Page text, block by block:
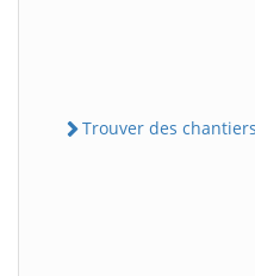
Trouver des chantiers